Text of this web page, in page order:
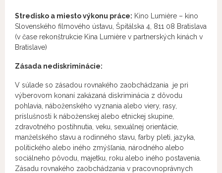
Stredisko a miesto výkonu práce: Kino Lumière – kino
Slovenského filmového ústavu, Špitálska 4, 811 08 Bratislava
(v čase rekonštrukcie Kina Lumière v partnerských kinách v
Bratislave)
Zásada nediskriminácie:
V súlade so zásadou rovnakého zaobchádzania je pri
výberovom konaní zakázaná diskriminácia z dôvodu
pohlavia, náboženského vyznania alebo viery, rasy,
príslušnosti k náboženskej alebo etnickej skupine,
zdravotného postihnutia, veku, sexuálnej orientácie,
manželského stavu a rodinného stavu, farby pleti, jazyka,
politického alebo iného zmýšľania, národného alebo
sociálneho pôvodu, majetku, roku alebo iného postavenia.
Zásadu rovnakého zaobchádzania v pracovnoprávnych